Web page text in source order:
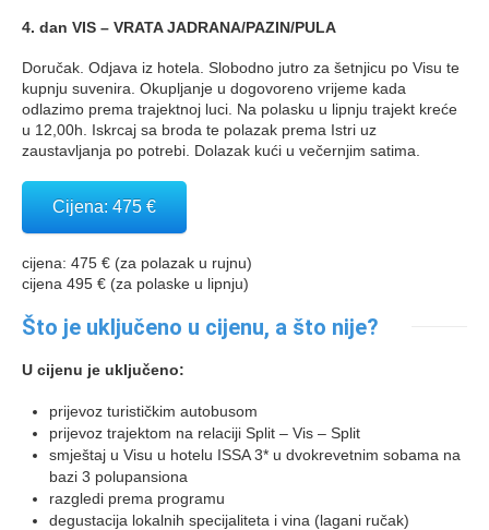
4. dan VIS – VRATA JADRANA/PAZIN/PULA
Doručak. Odjava iz hotela. Slobodno jutro za šetnjicu po Visu te
kupnju suvenira. Okupljanje u dogovoreno vrijeme kada
odlazimo prema trajektnoj luci. Na polasku u lipnju trajekt kreće
u 12,00h. Iskrcaj sa broda te polazak prema Istri uz
zaustavljanja po potrebi. Dolazak kući u večernjim satima.
Cijena: 475 €
cijena: 475 € (za polazak u rujnu)
cijena 495 € (za polaske u lipnju)
Što je uključeno u cijenu, a što nije?
U cijenu je uključeno:
prijevoz turističkim autobusom
prijevoz trajektom na relaciji Split – Vis – Split
smještaj u Visu u hotelu ISSA 3* u dvokrevetnim sobama na
bazi 3 polupansiona
razgledi prema programu
degustacija lokalnih specijaliteta i vina (lagani ručak)